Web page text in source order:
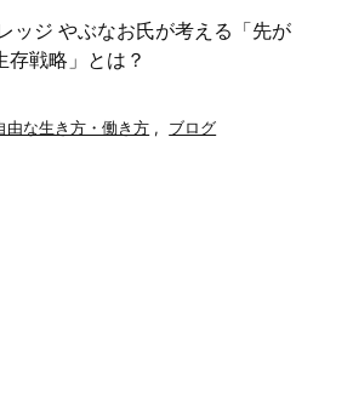
ッジ やぶなお氏が考える「先が
存戦略」とは？
由な生き方・働き方 , ブログ